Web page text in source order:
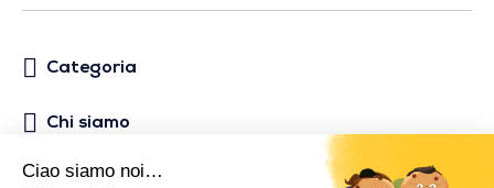
Categoria
Chi siamo
Aiuto